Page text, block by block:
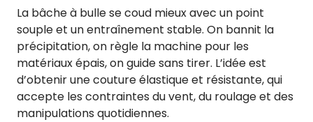
La bâche à bulle se coud mieux avec un point
souple et un entraînement stable. On bannit la
précipitation, on règle la machine pour les
matériaux épais, on guide sans tirer. L’idée est
d’obtenir une couture élastique et résistante, qui
accepte les contraintes du vent, du roulage et des
manipulations quotidiennes.